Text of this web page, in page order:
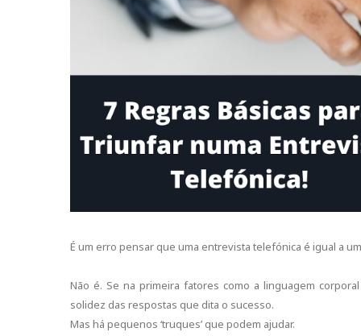
É um erro pensar que uma entrevista telefónica é igual a
Não é. Se na primeira fatores como a linguagem
solidez das respostas que dita o sucesso.
Mas há pequenos ‘truques’ que podem ajudar.